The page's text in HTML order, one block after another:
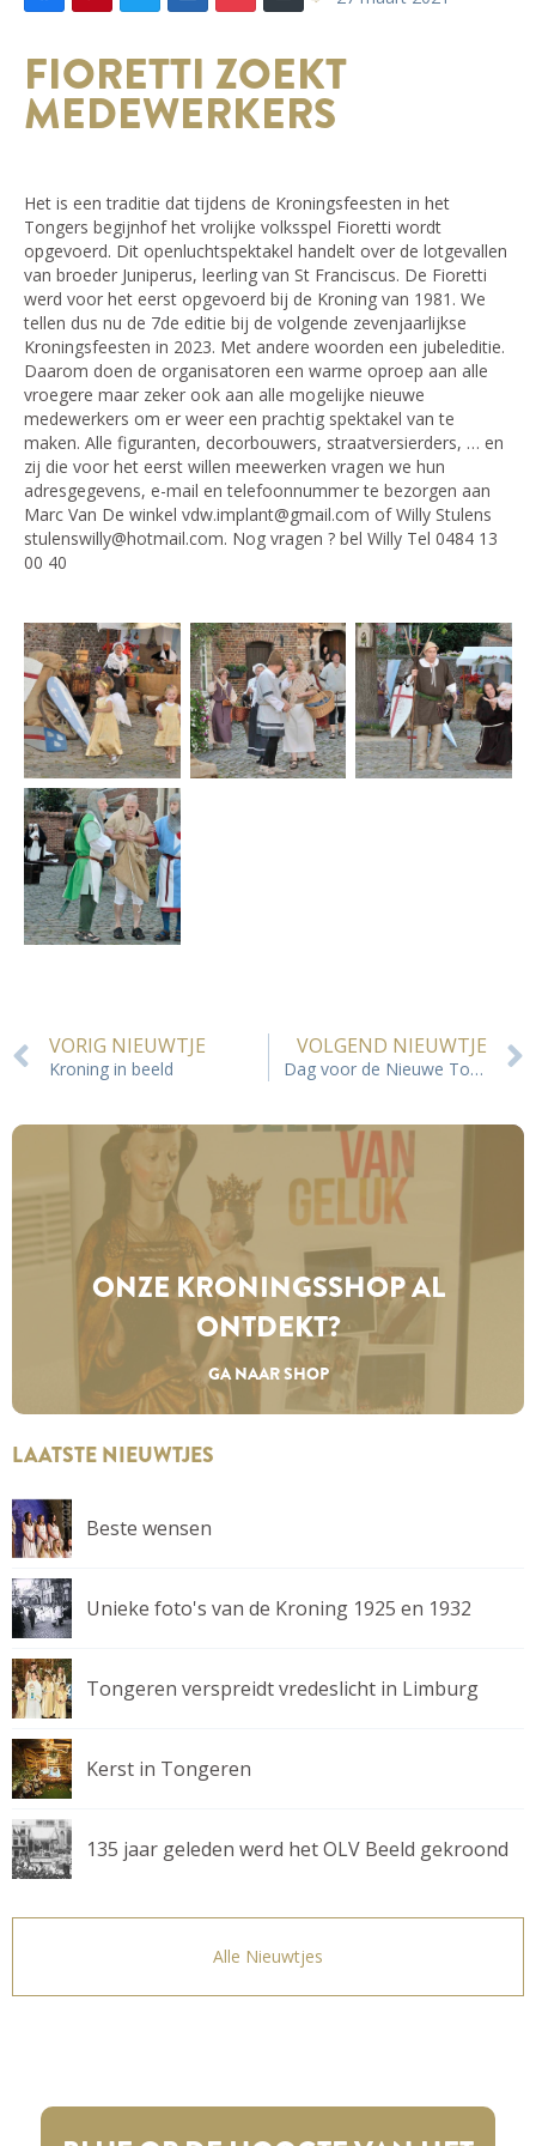
FIORETTI ZOEKT
MEDEWERKERS
Het is een traditie dat tijdens de Kroningsfeesten in het
Tongers begijnhof het vrolijke volksspel Fioretti wordt
opgevoerd. Dit openluchtspektakel handelt over de lotgevallen
van broeder Juniperus, leerling van St Franciscus. De Fioretti
werd voor het eerst opgevoerd bij de Kroning van 1981. We
tellen dus nu de 7de editie bij de volgende zevenjaarlijkse
Kroningsfeesten in 2023. Met andere woorden een jubeleditie.
Daarom doen de organisatoren een warme oproep aan alle
vroegere maar zeker ook aan alle mogelijke nieuwe
medewerkers om er weer een prachtig spektakel van te
maken. Alle figuranten, decorbouwers, straatversierders, … en
zij die voor het eerst willen meewerken vragen we hun
adresgegevens, e-mail en telefoonnummer te bezorgen aan
Marc Van De winkel vdw.implant@gmail.com of Willy Stulens
stulenswilly@hotmail.com. Nog vragen ? bel Willy Tel 0484 13
00 40
VORIG NIEUWTJE
Kroning in beeld
VOLGEND NIEUWTJE
Dag voor de Nieuwe Tongenaren
ONZE KRONINGS­SHOP AL
ONTDEKT?
GA NAAR SHOP
LAATSTE NIEUWTJES
Beste wensen
Unieke foto's van de Kroning 1925 en 1932
Tongeren verspreidt vredeslicht in Limburg
Kerst in Tongeren
135 jaar geleden werd het OLV Beeld gekroond
Alle Nieuwtjes